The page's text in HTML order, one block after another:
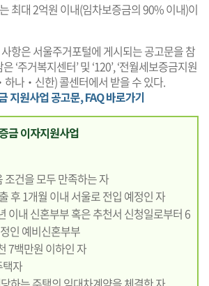
최대 2억원 이내(임차보증금의 90% 이내)이
항은 서울주거포털에 게시되는 공고문을 참
‘주거복지센터’ 및 ‘120’, ‘전월세보증금지원
하나‧신한) 콜센터에서 받을 수 있다.
지원사업 공고문, FAQ 바로가기
금 이자지원사업
건을 모두 만족하는 자
후 1개월 이내 서울로 전입 예정인 자
이내 신혼부부 혹은 추천서 신청일로부터 6
인 예비신혼부부
7백만원 이하인 자
택자